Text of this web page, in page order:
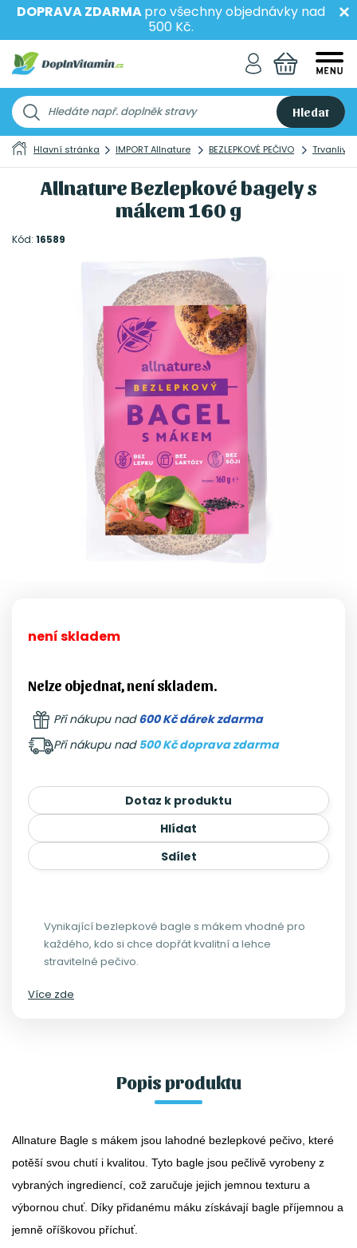
DOPRAVA ZDARMApro všechny objednávky nad
500 Kč.
Hledat
Hlavní stránka IMPORT Allnature BEZLEPKOVÉ PEČIVO
Allnature Bezlepkové bagely s
mákem 160 g
Kód: 16589
není skladem
Nelze objednat, není skladem.
Při nákupu nad600 Kč dárek zdarma
Při nákupu nad 500 Kč doprava zdarma
Dotaz k produktu
Hlídat
Sdílet
Vynikající bezlepkové bagle s mákem vhodné pro
každého, kdo si chce dopřát kvalitní a lehce
stravitelné pečivo.
Více zde
Popis produktu
Allnature Bagle s mákem jsou lahodné bezlepkové pečivo, které
potěší svou chutí i kvalitou. Tyto bagle jsou pečlivě vyrobeny z
vybraných ingrediencí, což zaručuje jejich jemnou texturu a
výbornou chuť. Díky přidanému máku získávají bagle příjemnou a
jemně oříškovou příchuť.